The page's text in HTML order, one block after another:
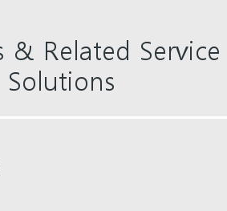
& Related Service
Solutions